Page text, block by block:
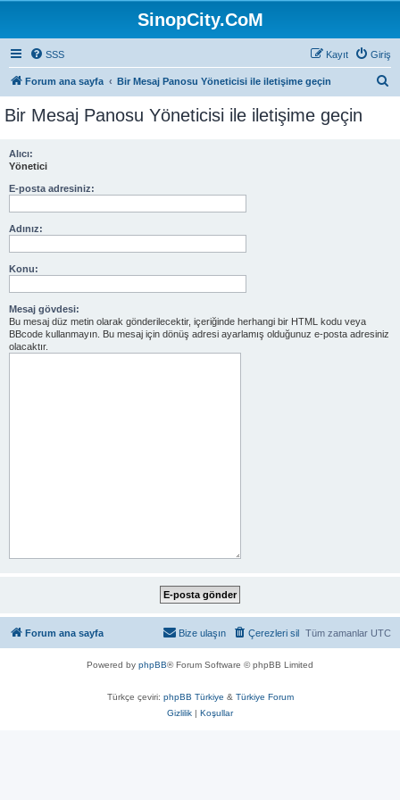
SinopCity.CoM
SSS Giriş
Kayıt
Forum ana sayfa Bir Mesaj Panosu Yöneticisi ile iletişime geçin
Bir Mesaj Panosu Yöneticisi ile iletişime geçin
Alıcı:
Yönetici
E-posta adresiniz:
Adınız:
Konu:
Mesaj gövdesi:
Bu mesaj düz metin olarak gönderilecektir, içeriğinde herhangi bir HTML kodu veya
BBcode kullanmayın. Bu mesaj için dönüş adresi ayarlamış olduğunuz e-posta adresiniz
olacaktır.
Forum ana sayfa Tüm zamanlar UTC
Çerezleri sil
Bize ulaşın
Powered by phpBB® Forum Software © phpBB Limited
Türkçe çeviri: phpBB Türkiye & Türkiye Forum
Gizlilik | Koşullar